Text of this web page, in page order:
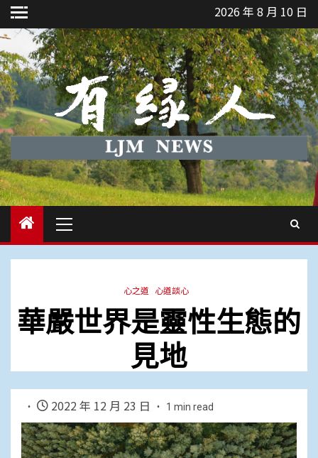
Skip
to
content
2026 年 8 月 10 日
Menu
心之道 心道談心
華嚴世界是靈性生態的
見地
2022 年 12 月 23 日 1 min read